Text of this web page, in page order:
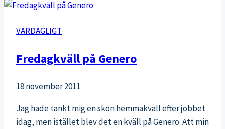
Galan
VARDAGLIGT
Fredagkväll på Genero
18 november 2011
Jag hade tänkt mig en skön hemmakväll efter jobbet
idag, men istället blev det en kväll på Genero. Att min